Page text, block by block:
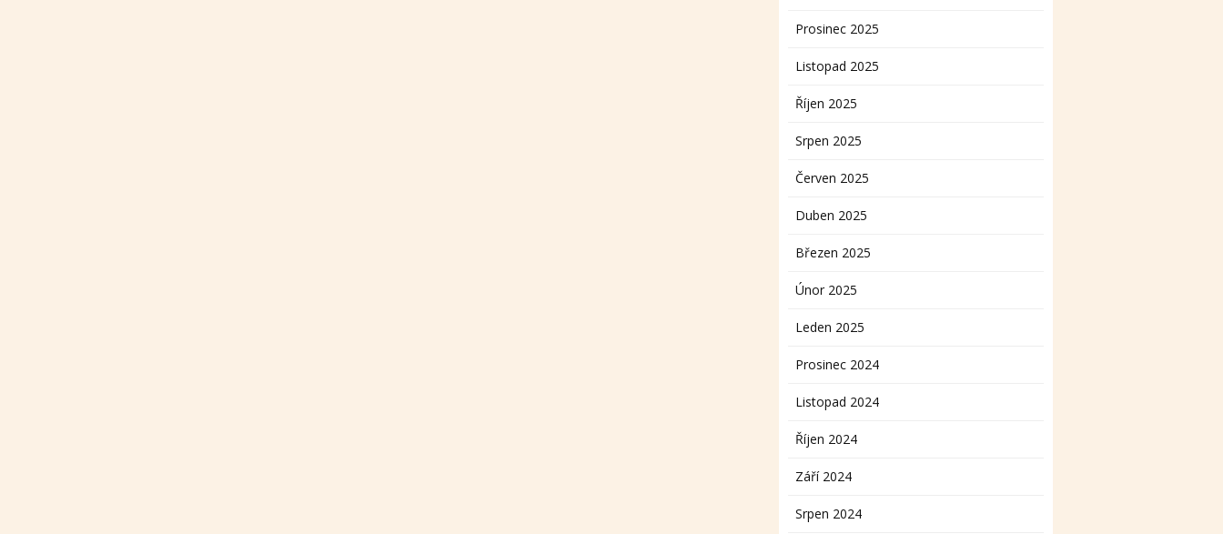
Prosinec 2025
Listopad 2025
Říjen 2025
Srpen 2025
Červen 2025
Duben 2025
Březen 2025
Únor 2025
Leden 2025
Prosinec 2024
Listopad 2024
Říjen 2024
Září 2024
Srpen 2024